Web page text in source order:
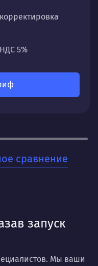
показателям
систему
которые хотят
и тестировать
5%
сравнение
запуск
Мы ваши